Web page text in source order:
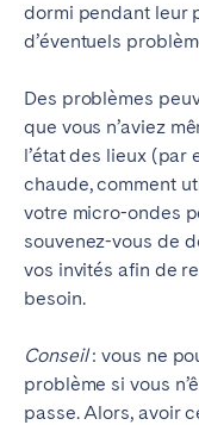
dormi pendant leur
d’éventuels
Des problèmes
que vous n’aviez
l’état des lieux (par
chaude, comment
votre micro-ondes
souvenez-vous de
vos invités afin de
besoin.
Conseil: vous ne
problème si vous
passe. Alors, avoir